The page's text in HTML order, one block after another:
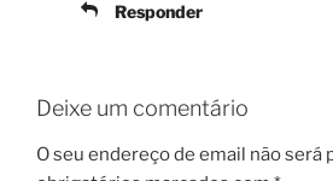
Responder
Deixe um comentário
O seu endereço de email não será